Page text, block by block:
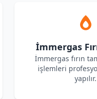
İmmergas
İmmergas fırın
işlemleri
yapılır.